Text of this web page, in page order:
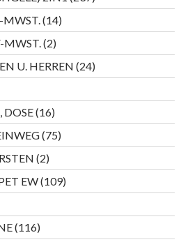
Produkte
MWST. 1414
Produkte
MWST. 22
Produkte
U. HERREN 2424
Produkte
DOSE 1616
Produkte
7575
Produkte
22
Produkte
EW 109109
Produkte
116116